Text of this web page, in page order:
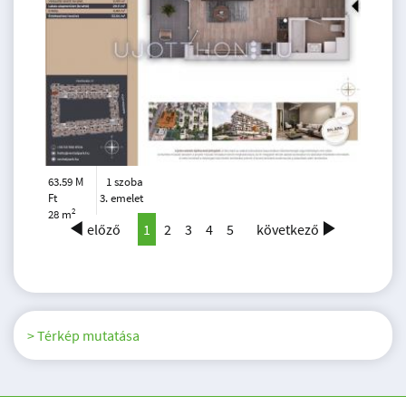
63.59 M
Ft
28 m2
1 szoba
3. emelet
előző 1 2 3 4 5 következő
> Térkép mutatása